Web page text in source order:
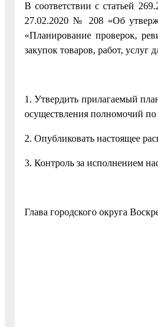
В соответствии с статьей
27.02.2020 № 208 «Об
«Планирование проверок,
закупок товаров, работ,
1. Утвердить прилагаемый
осуществления полномочий
2. Опубликовать настоящее
3. Контроль за исполнением
Глава городского округа